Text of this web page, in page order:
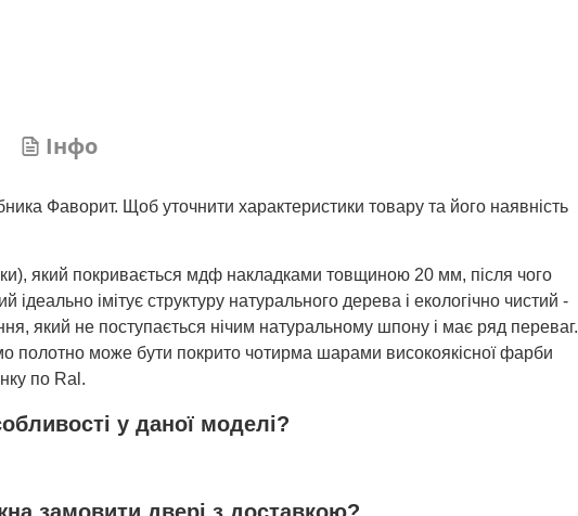
Інфо
Фаворит. Щоб уточнити характеристики товару та його наявність
який покривається мдф накладками товщиною 20 мм, після чого
імітує структуру натурального дерева і екологічно чистий -
який не поступається нічим натуральному шпону і має ряд переваг.
полотно може бути покрито чотирма шарами високоякісної фарби
по Ral.
у даної моделі?
замовити двері з доставкою?